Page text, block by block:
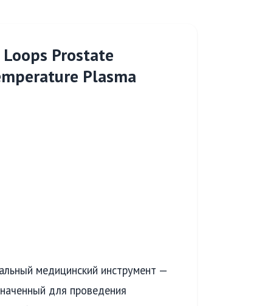
Prostate
Plasma
медицинский инструмент —
для проведения